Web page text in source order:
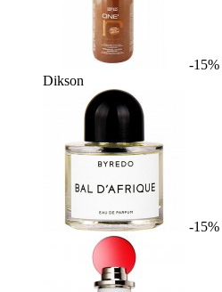
-15%
Dikson
-15%